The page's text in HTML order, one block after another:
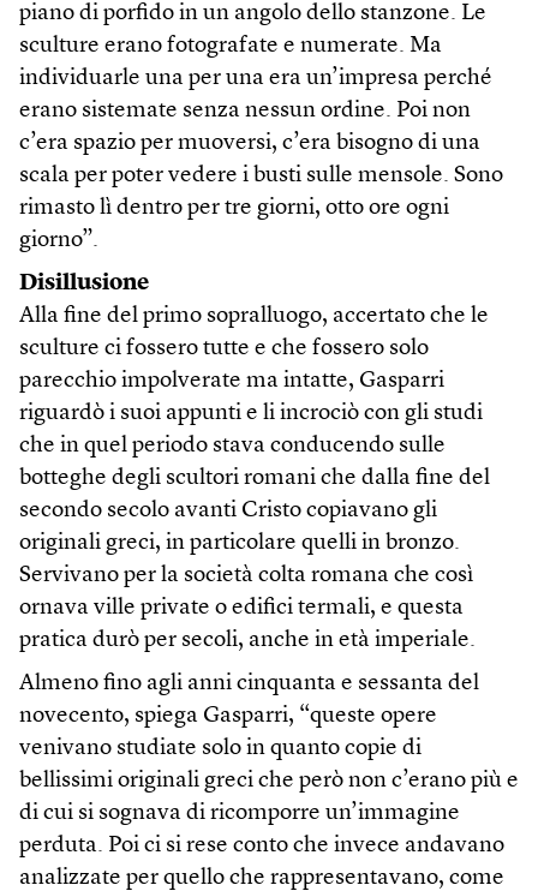
piano di porfido in un angolo dello stanzone. Le
sculture erano fotografate e numerate. Ma
individuarle una per una era un’impresa perché
erano sistemate senza nessun ordine. Poi non
c’era spazio per muoversi, c’era bisogno di una
scala per poter vedere i busti sulle mensole. Sono
rimasto lì dentro per tre giorni, otto ore ogni
giorno”.
Disillusione
Alla fine del primo sopralluogo, accertato che le
sculture ci fossero tutte e che fossero solo
parecchio impolverate ma intatte, Gasparri
riguardò i suoi appunti e li incrociò con gli studi
che in quel periodo stava conducendo sulle
botteghe degli scultori romani che dalla fine del
secondo secolo avanti Cristo copiavano gli
originali greci, in particolare quelli in bronzo.
Servivano per la società colta romana che così
ornava ville private o edifici termali, e questa
pratica durò per secoli, anche in età imperiale.
Almeno fino agli anni cinquanta e sessanta del
novecento, spiega Gasparri, “queste opere
venivano studiate solo in quanto copie di
bellissimi originali greci che però non c’erano più e
di cui si sognava di ricomporre un’immagine
perduta. Poi ci si rese conto che invece andavano
analizzate per quello che rappresentavano, come